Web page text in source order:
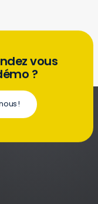
vous
?
!